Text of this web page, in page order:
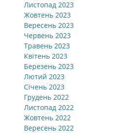
Листопад 2023
Жовтень 2023
Вересень 2023
Червень 2023
Травень 2023
Квітень 2023
Березень 2023
Лютий 2023
Січень 2023
Грудень 2022
Листопад 2022
Жовтень 2022
Вересень 2022